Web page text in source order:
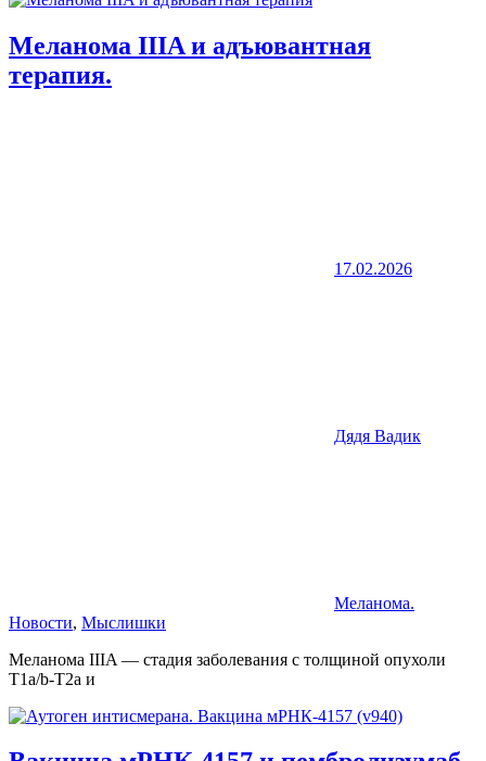
Меланома IIIA и адъювантная
терапия.
17.02.2026
Дядя Вадик
Меланома.
Новости, Мыслишки
Меланома IIIA — стадия заболевания с толщиной опухоли
T1a/b-T2a и